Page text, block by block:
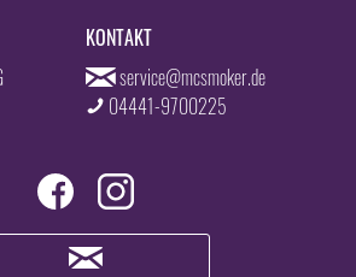
KONTAKT
service@mcsmoker.de
04441-9700225